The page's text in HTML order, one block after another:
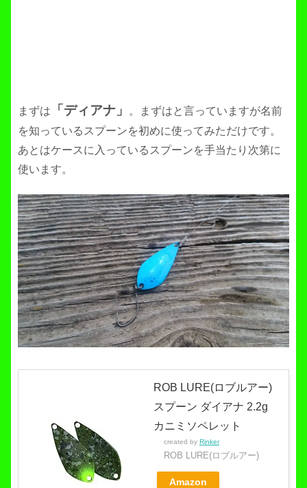
まずは 「ディアナ」
。まずはと言っていますが名前
を知っているスプーンを初めに使ってみただけです。
あとはケースに入っているスプーンを手当たり次第に
使います。
ROB LURE(ロブルアー)
スプーン ダイアナ 2.2g
カニミソペレット
created by Rinker
ROB LURE(ロブルアー)
Amazon